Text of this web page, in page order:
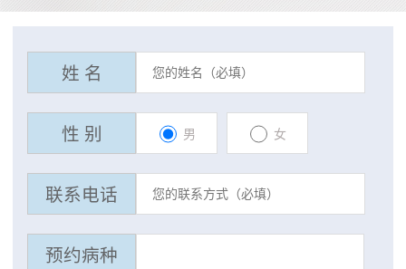
姓 名
性 别 男 女
联系电话
预约病种